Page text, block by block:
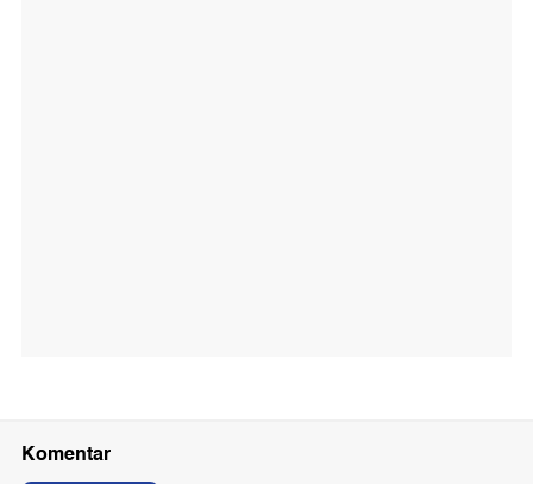
Komentar